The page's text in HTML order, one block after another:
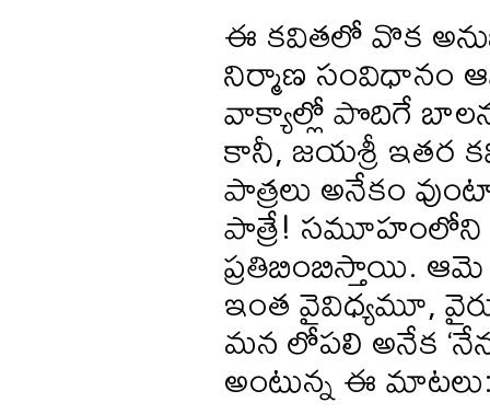
ఈ కవితలో వొక
నిర్మాణ సంవిధానం
వాక్యాల్లో పొదిగే
కానీ, జయశ్రీ ఇతర
పాత్రలు అనేకం
పాత్రే! సమూహంలోని
ప్రతిబింబిస్తాయి.
ఇంత వైవిధ్యమూ,
మన లోపలి అనేక
అంటున్న ఈ